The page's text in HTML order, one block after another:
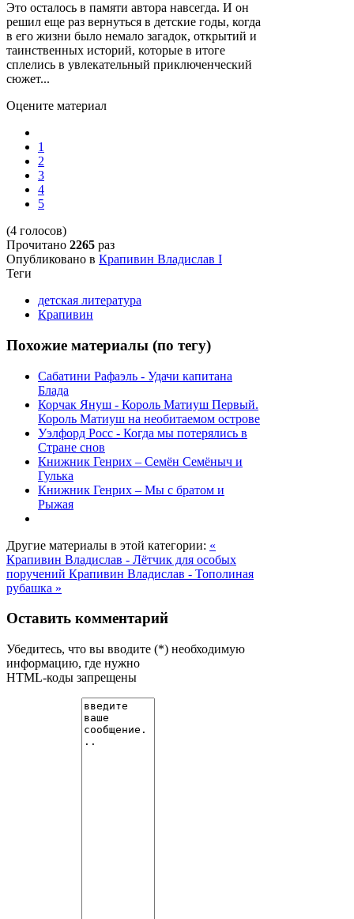
Это осталось в памяти автора навсегда. И он
решил еще раз вернуться в детские годы, когда
в его жизни было немало загадок, открытий и
таинственных историй, которые в итоге
сплелись в увлекательный приключенческий
сюжет...
Оцените материал
1
2
3
4
5
(4 голосов)
Прочитано 2265 раз
Опубликовано в Крапивин Владислав I
Теги
детская литература
Крапивин
Похожие материалы (по тегу)
Сабатини Рафаэль - Удачи капитана
Блада
Корчак Януш - Король Матиуш Первый.
Король Матиуш на необитаемом острове
Уэлфорд Росс - Когда мы потерялись в
Стране снов
Книжник Генрих – Семён Семёныч и
Гулька
Книжник Генрих – Мы с братом и
Рыжая
Другие материалы в этой категории: «
Крапивин Владислав - Лётчик для особых
поручений Крапивин Владислав - Тополиная
рубашка »
Оставить комментарий
Убедитесь, что вы вводите (*) необходимую
информацию, где нужно
HTML-коды запрещены